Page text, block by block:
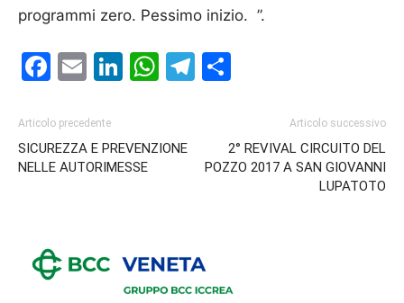
programmi zero. Pessimo inizio. ”.
Facebook
EmailLinkedIn
WhatsApp
Telegram
Articolo precedente
SICUREZZA E PREVENZIONE
NELLE AUTORIMESSE
Articolo successivo
2° REVIVAL CIRCUITO DEL
POZZO 2017 A SAN GIOVANNI
LUPATOTO